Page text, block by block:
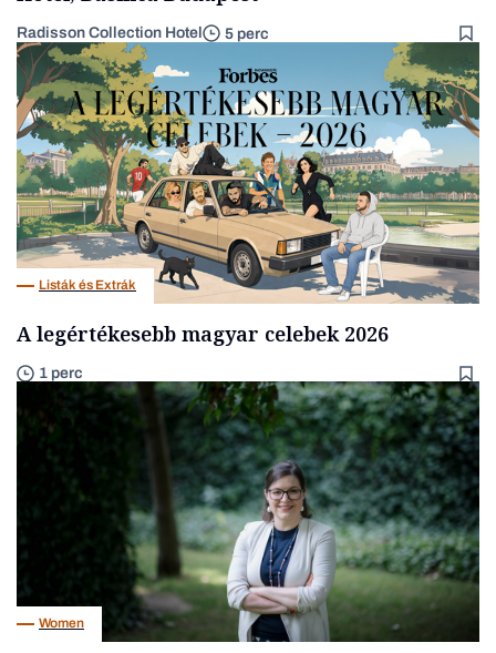
Radisson Collection Hotel 5 perc
Listák és Extrák
A legértékesebb magyar celebek 2026
1 perc
Women